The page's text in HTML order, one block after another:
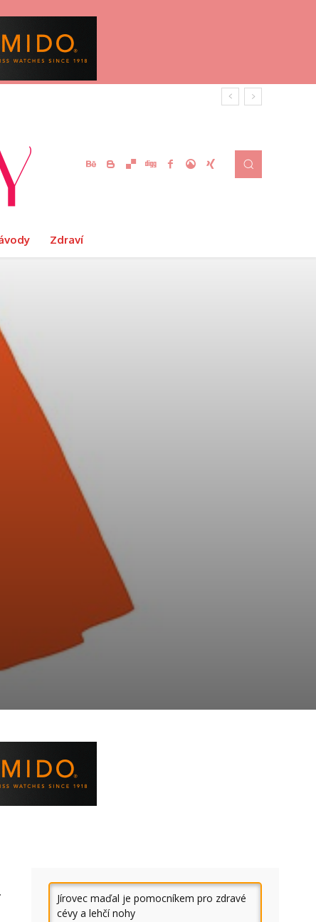
Zdraví
Jírovec maďal je pomocníkem pro zdravé
cévy a lehčí nohy